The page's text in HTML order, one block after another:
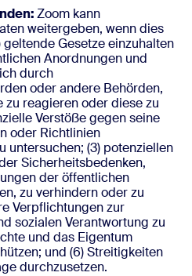
Zoom kann
weitergeben, wenn dies
geltende Gesetze einzuhalten
Anordnungen und
durch
oder andere Behörden,
zu reagieren oder diese zu
Verstöße gegen seine
oder Richtlinien
untersuchen; (3) potenziellen
Sicherheitsbedenken,
der öffentlichen
zu verhindern oder zu
Verpflichtungen zur
sozialen Verantwortung zu
und das Eigentum
und (6) Streitigkeiten
durchzusetzen.